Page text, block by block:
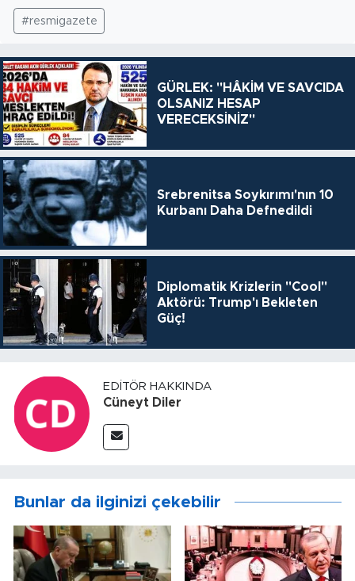
#resmigazete
GÜRLEK: "HÂKİM VE SAVCIDA
OLSANIZ HESAP
VERECEKSİNİZ"
Srebrenitsa Soykırımı'nın 10
Kurbanı Daha Defnedildi
Diplomatik Krizlerin "Cool"
Aktörü: Trump'ı Bekleten
Güç!
EDITÖR HAKKINDA
Cüneyt Diler
Bunlar da ilginizi çekebilir